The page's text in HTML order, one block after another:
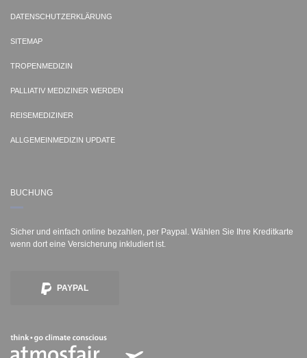
DATENSCHUTZERKLÄRUNG
SITEMAP
TROPENMEDIZIN
PALLIATIV MEDIZINER WERDEN
REISEMEDIZINER
ALLGEMEINMEDIZIN UPDATE
BUCHUNG
Sicher und einfach online bezahlen, per Paypal. Wählen Sie Ihre Kreditkarte
wenn dort eine Versicherung inkludiert ist.
PAYPAL